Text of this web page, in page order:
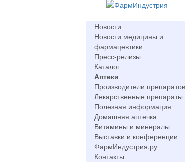
Новости
Новости медицины и
фармацевтики
Пресс-релизы
Каталог
Аптеки
Производители препаратов
Лекарственные препараты
Полезная информация
Домашняя аптечка
Витамины и минералы
Выставки и конференции
ФармИндустрия.ру
Контакты